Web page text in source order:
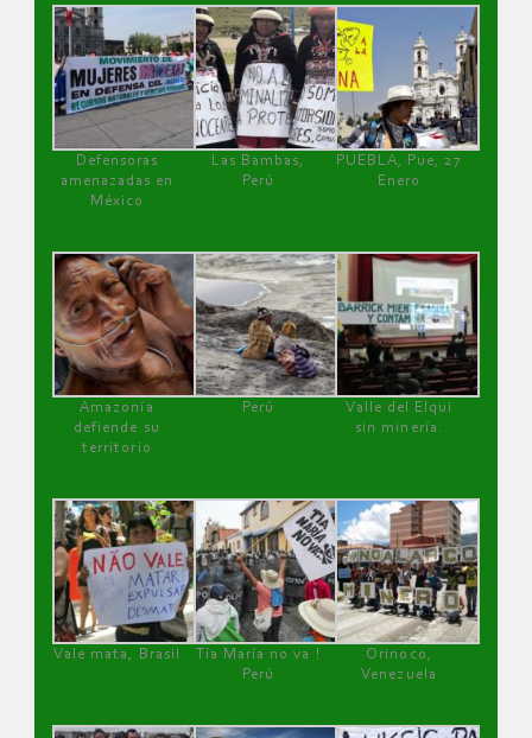
Defensoras
amenazadas en
México
Las Bambas,
Perú
PUEBLA, Pue, 27
Enero
Amazonía
defiende su
territorio
Perú
Valle del Elqui
sin minería.
Vale mata, Brasil
Tía María no va !
Perú
Orinoco,
Venezuela